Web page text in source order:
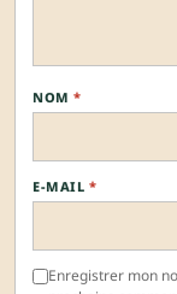
NOM *
E-MAIL *
Enregistrer mon